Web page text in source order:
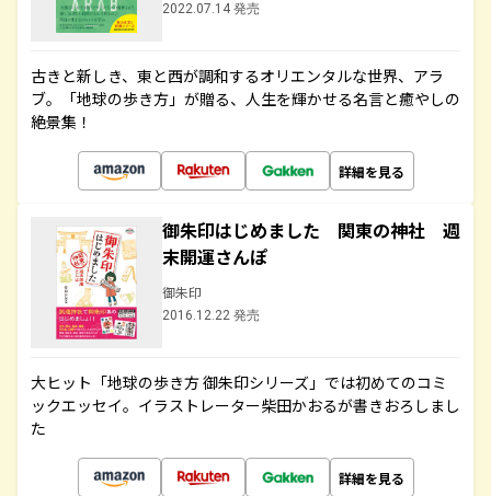
2022.07.14 発売
古きと新しき、東と西が調和するオリエンタルな世界、アラ
ブ。「地球の歩き方」が贈る、人生を輝かせる名言と癒やしの
絶景集！
詳細を見る
御朱印はじめました 関東の神社 週
末開運さんぽ
御朱印
2016.12.22 発売
大ヒット「地球の歩き方 御朱印シリーズ」では初めてのコミ
ックエッセイ。イラストレーター柴田かおるが書きおろしまし
た
詳細を見る